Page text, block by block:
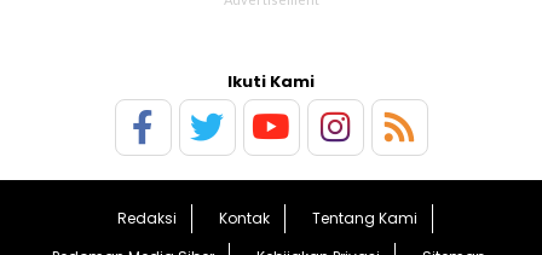
Ikuti Kami
Redaksi Kontak
Tentang Kami